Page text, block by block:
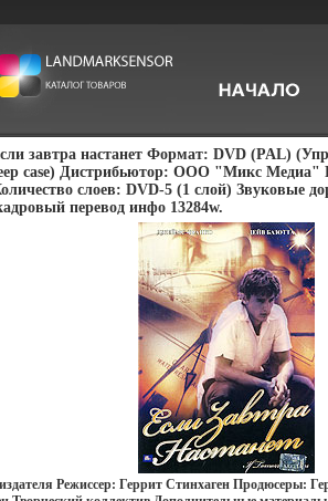
завтра настанет Формат: DVD (PAL)
case) Дистрибьютор: ООО "Микс Медиа"
слоев: DVD-5 (1 слой) Звуковые
перевод инфо 13284w.
Режиссер: Геррит Стинхаген Продюсеры: